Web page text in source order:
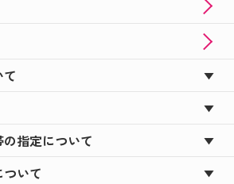
マーチ！
ンタインギフトも登場★☆オリジ
チDECO☆★が新登場！！！
指定について
いて